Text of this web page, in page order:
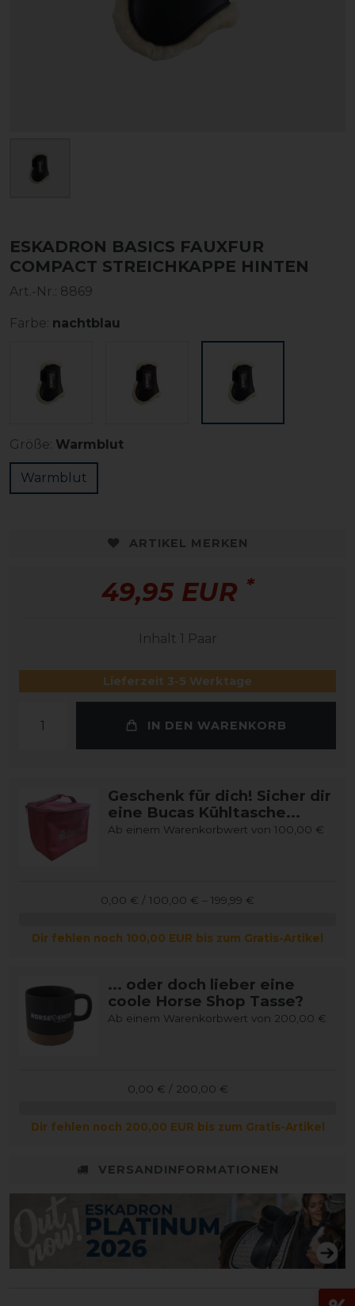
ESKADRON BASICS FAUXFUR
COMPACT STREICHKAPPE HINTEN
Art.-Nr.: 8869
Farbe: nachtblau
Größe: Warmblut
Warmblut
ARTIKEL MERKEN
49,95 EUR *
Inhalt 1 Paar
Lieferzeit 3-5 Werktage
IN DEN WARENKORB
Geschenk für dich! Sicher dir
eine Bucas Kühltasche...
Ab einem Warenkorbwert von 100,00 €
0,00 € / 100,00 € – 199,99 €
Dir fehlen noch 100,00 EUR bis zum Gratis-Artikel
... oder doch lieber eine
coole Horse Shop Tasse?
Ab einem Warenkorbwert von 200,00 €
0,00 € / 200,00 €
Dir fehlen noch 200,00 EUR bis zum Gratis-Artikel
VERSANDINFORMATIONEN